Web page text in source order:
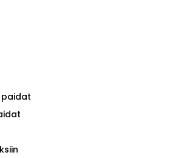
paidat